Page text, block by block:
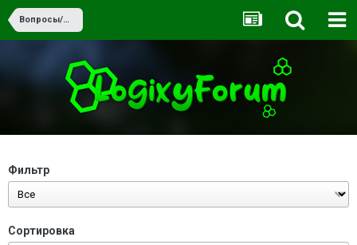
Вопросы/Ответы
Фильтр
Сортировка